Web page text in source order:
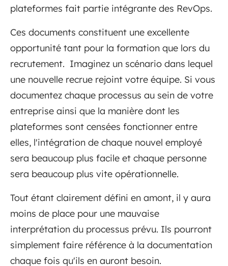
plateformes fait partie intégrante des RevOps.
Ces documents constituent une excellente
opportunité tant pour la formation que lors du
recrutement. Imaginez un scénario dans lequel
une nouvelle recrue rejoint votre équipe. Si vous
documentez chaque processus au sein de votre
entreprise ainsi que la manière dont les
plateformes sont censées fonctionner entre
elles, l'intégration de chaque nouvel employé
sera beaucoup plus facile et chaque personne
sera beaucoup plus vite opérationnelle.
Tout étant clairement défini en amont, il y aura
moins de place pour une mauvaise
interprétation du processus prévu. Ils pourront
simplement faire référence à la documentation
chaque fois qu'ils en auront besoin.